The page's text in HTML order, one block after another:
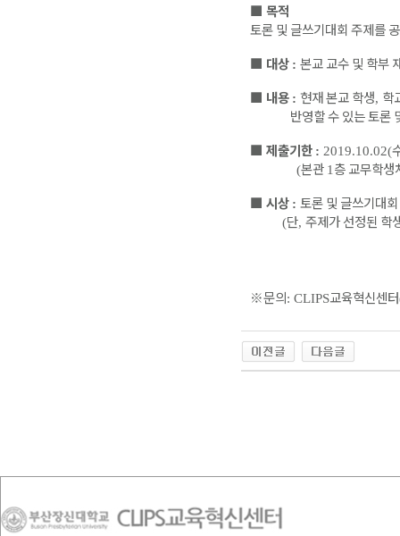
■ 목적
토론 및 글쓰기대회 주제를
■ 대상 : 본교 교수 및 학부
■ 내용 : 현재 본교 학생, 학
반영할 수 있는 토론 및
■ 제출기한 : 2019.10.02(
(본관 1 층 교무학
■ 시상 : 토론 및 글쓰기대
(단, 주제가 선정된 학
※문의: CLIPS교육혁신센터